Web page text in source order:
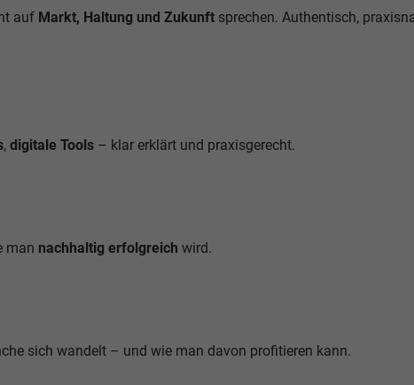
auf Markt, Haltung und Zukunft sprechen. Authentisch,
, digitale Tools – klar erklärt und praxisgerecht.
man nachhaltig erfolgreich wird.
sich wandelt – und wie man davon profitieren kann.